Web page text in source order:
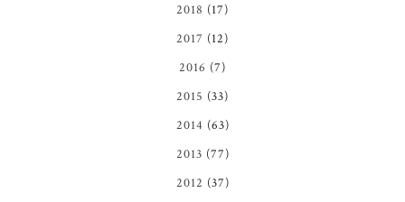
2018 (17)
2017 (12)
2016 (7)
2015 (33)
2014 (63)
2013 (77)
2012 (37)